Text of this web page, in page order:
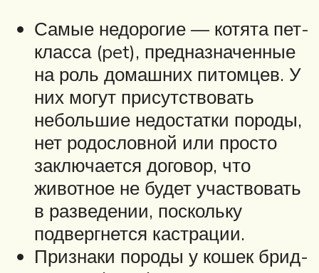
Самые недорогие — котята пет-
класса (pet), предназначенные
на роль домашних питомцев. У
них могут присутствовать
небольшие недостатки породы,
нет родословной или просто
заключается договор, что
животное не будет участвовать
в разведении, поскольку
подвергнется кастрации.
Признаки породы у кошек брид-